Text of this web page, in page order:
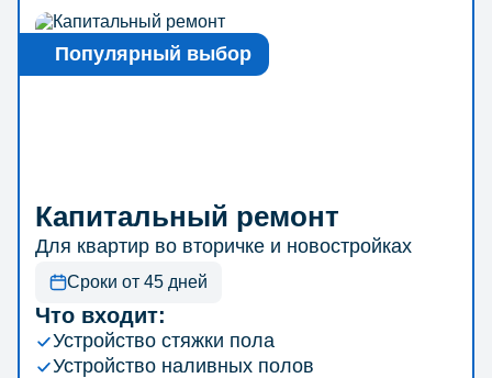
Популярный выбор
Капитальный ремонт
Для квартир во вторичке и новостройках
Сроки от 45 дней
Что входит:
Устройство стяжки пола
Устройство наливных полов